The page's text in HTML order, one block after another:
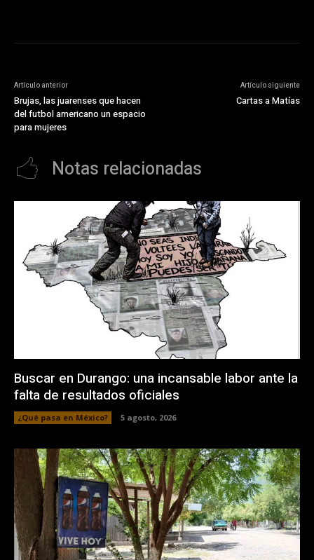
Artículo anterior
Brujas, las juarenses que hacen
del futbol americano un espacio
para mujeres
Artículo siguiente
Cartas a Matías
Notas relacionadas
Buscar en Durango: una incansable labor ante la
falta de resultados oficiales
¿Qué pasa en México? 5 agosto, 2026